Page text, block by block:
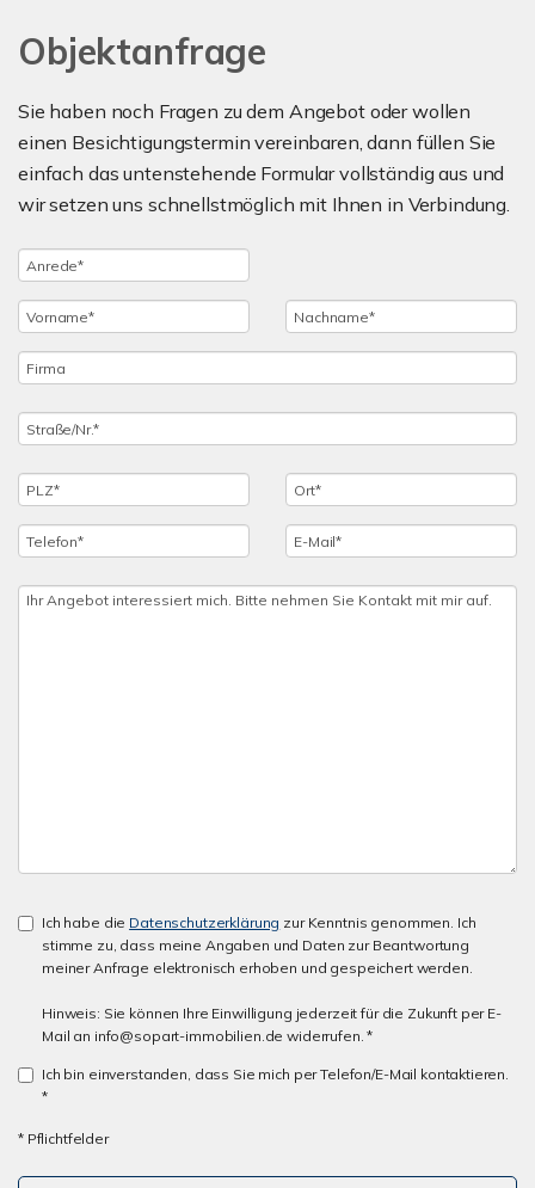
Objektanfrage
Sie haben noch Fragen zu dem Angebot oder wollen
einen Besichtigungstermin vereinbaren, dann füllen Sie
einfach das untenstehende Formular vollständig aus und
wir setzen uns schnellstmöglich mit Ihnen in Verbindung.
Ich habe die Datenschutzerklärung zur Kenntnis genommen. Ich
stimme zu, dass meine Angaben und Daten zur Beantwortung
meiner Anfrage elektronisch erhoben und gespeichert werden.
Hinweis: Sie können Ihre Einwilligung jederzeit für die Zukunft per E-
Mail an info@sopart-immobilien.de widerrufen. *
Ich bin einverstanden, dass Sie mich per Telefon/E-Mail kontaktieren.
*
* Pflichtfelder